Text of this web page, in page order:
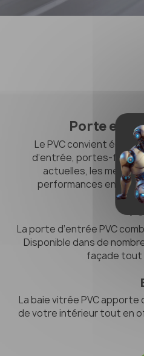
Porte et
Le PVC convient
d’entrée, portes-
actuelles, les
performances en
La porte d’entrée PVC
Disponible dans de
façade tout
La baie vitrée PVC
de votre intérieur tout en